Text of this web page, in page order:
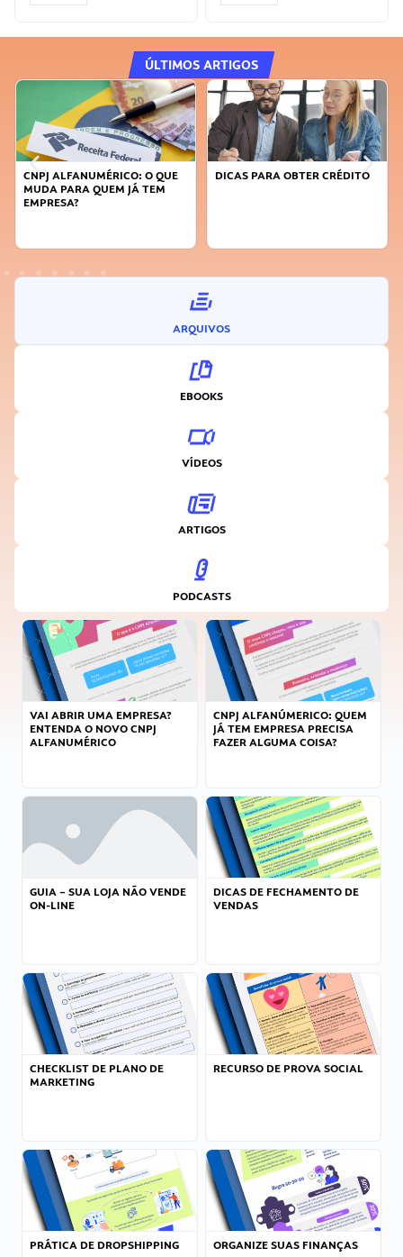
ÚLTIMOS ARTIGOS
DICAS PARA OBTER CRÉDITO
FAÇA A DIFERENÇA: SEJA
ARQUIVOS
EBOOKS
VÍDEOS
ARTIGOS
PODCASTS
VAI ABRIR UMA EMPRESA?
ENTENDA O NOVO CNPJ
ALFANUMÉRICO
CNPJ ALFANÚMERICO: QUEM
JÁ TEM EMPRESA PRECISA
FAZER ALGUMA COISA?
GUIA – SUA LOJA NÃO VENDE
ON-LINE
DICAS DE FECHAMENTO DE
VENDAS
CHECKLIST DE PLANO DE
MARKETING
RECURSO DE PROVA SOCIAL
PRÁTICA DE DROPSHIPPING ORGANIZE SUAS FINANÇAS